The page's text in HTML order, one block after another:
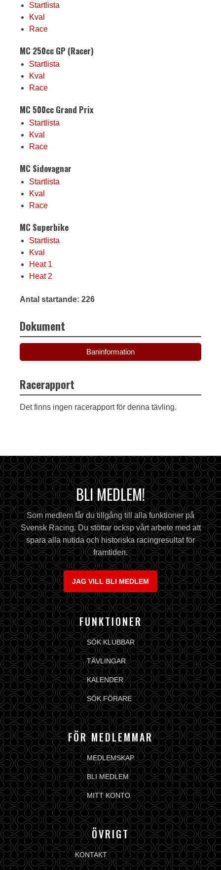
Startlista
Kval
Race
MC 250cc GP (Racer)
Startlista
Kval
Race
MC 500cc Grand Prix
Startlista
Kval
Race
MC Sidovagnar
Startlista
Kval
Race
MC Superbike
Startlista
Kval
Heat 1
Heat 2
Antal startande: 226
Dokument
Baninformation
Racerapport
Det finns ingen racerapport för denna tävling.
BLI MEDLEM!
Som medlem får du tillgång till alla funktioner på
Svensk Racing. Du stöttar ocksp vårt arbete med att
spara alla nutida och historiska racingresultat för
framtiden.
JAG VILL BLI MEDLEM
FUNKTIONER
SÖK KLUBBAR
TÄVLINGAR
KALENDER
SÖK FÖRARE
FÖR MEDLEMMAR
MEDLEMSKAP
BLI MEDLEM
MITT KONTO
ÖVRIGT
KONTAKT